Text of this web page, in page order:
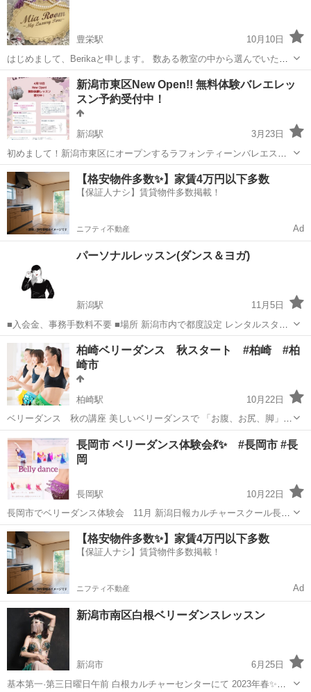
ります！本場のフラダン...
豊栄駅
10月10日
はじめまして、Berikaと申します。 数ある教室の中から選んでいただ
きありがとうございます🤗 スマイルベリー体操をこの春から開講させ
ていただきました✨ スマイルベリー体操は年齢関係なく誰にでも始め
られる女...
新潟 新潟市 豊栄駅 インナーマッスル
新潟市東区New Open!! 無料体験バレエレッ
スン予約受付中！
新潟駅
3月23日
初めまして！新潟市東区にオープンするラフォンティーンバレエスタ
ジオです🩰 この度新規オープン、生徒募集により無料体験レッスンを
実施いたします👏 詳しくはチラシ、URLからご覧ください！ ⭐︎ベビー
クラス(3歳〜) ...
新潟 新潟市 新潟駅 バレエ バレエレッスン
【格安物件多数✨】家賃4万円以下多数
【保証人ナシ】賃貸物件多数掲載！
ニフティ不動産 Ad
パーソナルレッスン(ダンス＆ヨガ)
新潟駅
11月5日
■入会金、事務手数料不要 ■場所 新潟市内で都度設定 レンタルスタジ
オにて実施が基本 開催例： 新潟駅内/MoYoReスタジオ 新潟駅万代
口/Gスタジオ 女池/レンタルスペースクロスオーバー 古町/柳都オレン
ジスタジアム ...
新潟 新潟市 新潟駅 ダンス レッスン
柏崎ベリーダンス 秋スタート #柏崎 #柏
崎市
柏崎駅
10月22日
ベリーダンス 秋の講座 美しいベリーダンスで 「お腹、お尻、脚」を
引き締めましょう！ 初めての方も安心、楽しさ重視のやさしいレッス
ンです。 エキゾチックな音楽で楽しく身体を動かす習慣をつくりまし
ょう。 月2...
新潟 長岡市 柏崎駅 ベリーダンス エクササイズ
長岡市 ベリーダンス体験会💃✨ #長岡市 #長
岡
長岡駅
10月22日
長岡市でベリーダンス体験会 11月 新潟日報カルチャースクール長岡
校 （防災公演近く） 11月1日 水曜日 19:00〜 11月15日 水曜日
19:00〜 体験は一回分料金で60分受講可能です。 ...
新潟 長岡市 長岡駅 ベリーダンス カルチャー
【格安物件多数✨】家賃4万円以下多数
【保証人ナシ】賃貸物件多数掲載！
ニフティ不動産 Ad
新潟市南区白根ベリーダンスレッスン
新潟市
6月25日
基本第一·第三日曜日午前 白根カルチャーセンターにて 2023年春✨に